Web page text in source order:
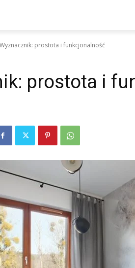
Wyznacznik: prostota i funkcjonalność
prostota i